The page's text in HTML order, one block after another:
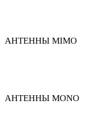
АНТЕННЫ MIMO
АНТЕННЫ MONO